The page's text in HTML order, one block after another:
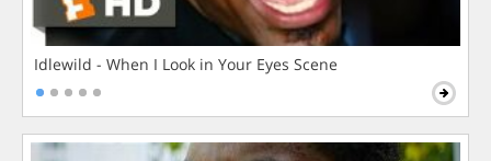
Idlewild - When I Look in Your Eyes Scene